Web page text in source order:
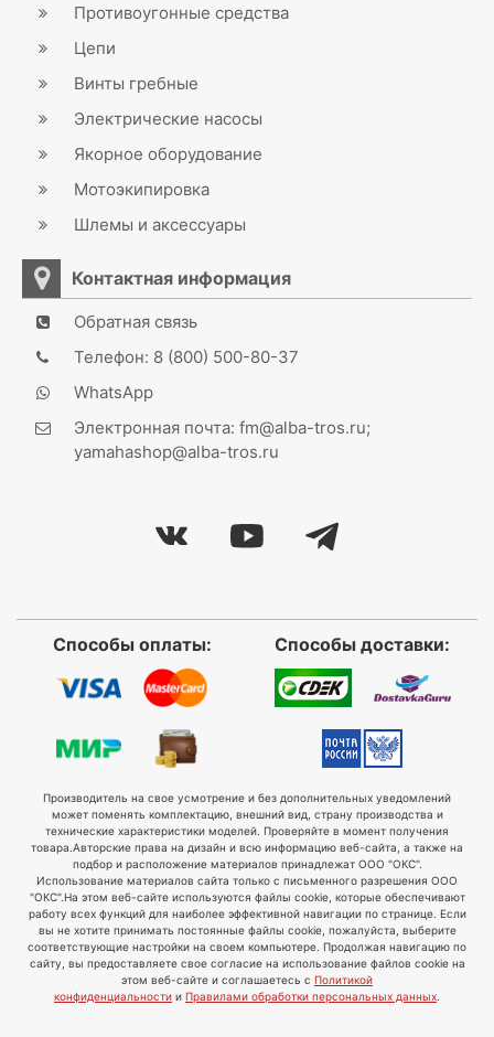
Противоугонные средства
Цепи
Винты гребные
Электрические насосы
Якорное оборудование
Мотоэкипировка
Шлемы и аксессуары
Контактная информация
Обратная связь
Телефон: 8 (800) 500-80-37
WhatsApp
Электронная почта: fm@alba-tros.ru;
yamahashop@alba-tros.ru
Способы оплаты: Способы доставки:
Производитель на свое усмотрение и без дополнительных уведомлений
может поменять комплектацию, внешний вид, страну производства и
технические характеристики моделей. Проверяйте в момент получения
товара. Авторские права на дизайн и всю информацию веб-сайта, а также на
подбор и расположение материалов принадлежат ООО "ОКС".
Использование материалов сайта только с письменного разрешения ООО
"ОКС".На этом веб-сайте используются файлы cookie, которые обеспечивают
работу всех функций для наиболее эффективной навигации по странице. Если
вы не хотите принимать постоянные файлы cookie, пожалуйста, выберите
соответствующие настройки на своем компьютере. Продолжая навигацию по
сайту, вы предоставляете свое согласие на использование файлов cookie на
этом веб-сайте и соглашаетесь с Политикой
конфиденциальности и Правилами обработки персональных данных